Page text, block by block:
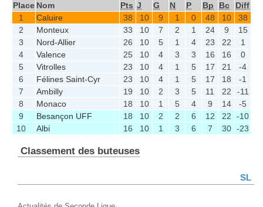
Place Nom Pts J G N P Bp Bc
Diff
1
Caluire 38 10 9 1 0 48 10
38
2
Monteux 33 10 7 2 1 24 9
15
3
Nord-Allier 26 10 5 1 4 23 22
1
4
Valence 25 10 4 3 3 16 16
0
5
Vitrolles 23 10 4 1 5 17 21
-4
6
Félines Saint-Cyr 23 10 4 1 5 17 18
-1
7
Ambilly 19 10 2 3 5 11 22
-11
8
Monaco 18 10 1 5 4 9 14
-5
9
Besançon UFF 18 10 2 2 6 12 22
-10
10
Albi 16 10 1 3 6 7 30 -23
Classement des buteuses
SL